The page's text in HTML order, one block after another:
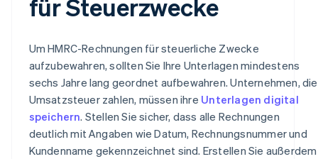
für Steuerzwecke
Um HMRC-Rechnungen für steuerliche Zwecke
aufzubewahren, sollten Sie Ihre Unterlagen mindestens
sechs Jahre lang geordnet aufbewahren. Unternehmen, die
Umsatzsteuer zahlen, müssen ihre Unterlagen digital
speichern. Stellen Sie sicher, dass alle Rechnungen
deutlich mit Angaben wie Datum, Rechnungsnummer und
Kundenname gekennzeichnet sind. Erstellen Sie außerdem